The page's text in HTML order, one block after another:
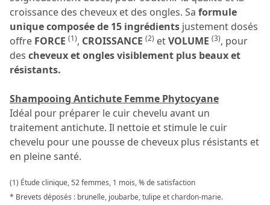
croissance des cheveux et des ongles. Sa formule
unique composée de 15 ingrédients justement dosés
offre FORCE (1), CROISSANCE (2) etVOLUME (3), pour
des cheveux et ongles visiblement plus beaux et
résistants.
Shampooing Antichute Femme Phytocyane
Idéal pour préparer le cuir chevelu avant un
traitement antichute. Il nettoie et stimule le cuir
chevelu pour une pousse de cheveux plus résistants et
en pleine santé.
(1) Étude clinique, 52 femmes, 1 mois, % de satisfaction
* Brevets déposés : brunelle, joubarbe, tulipe et chardon-marie.